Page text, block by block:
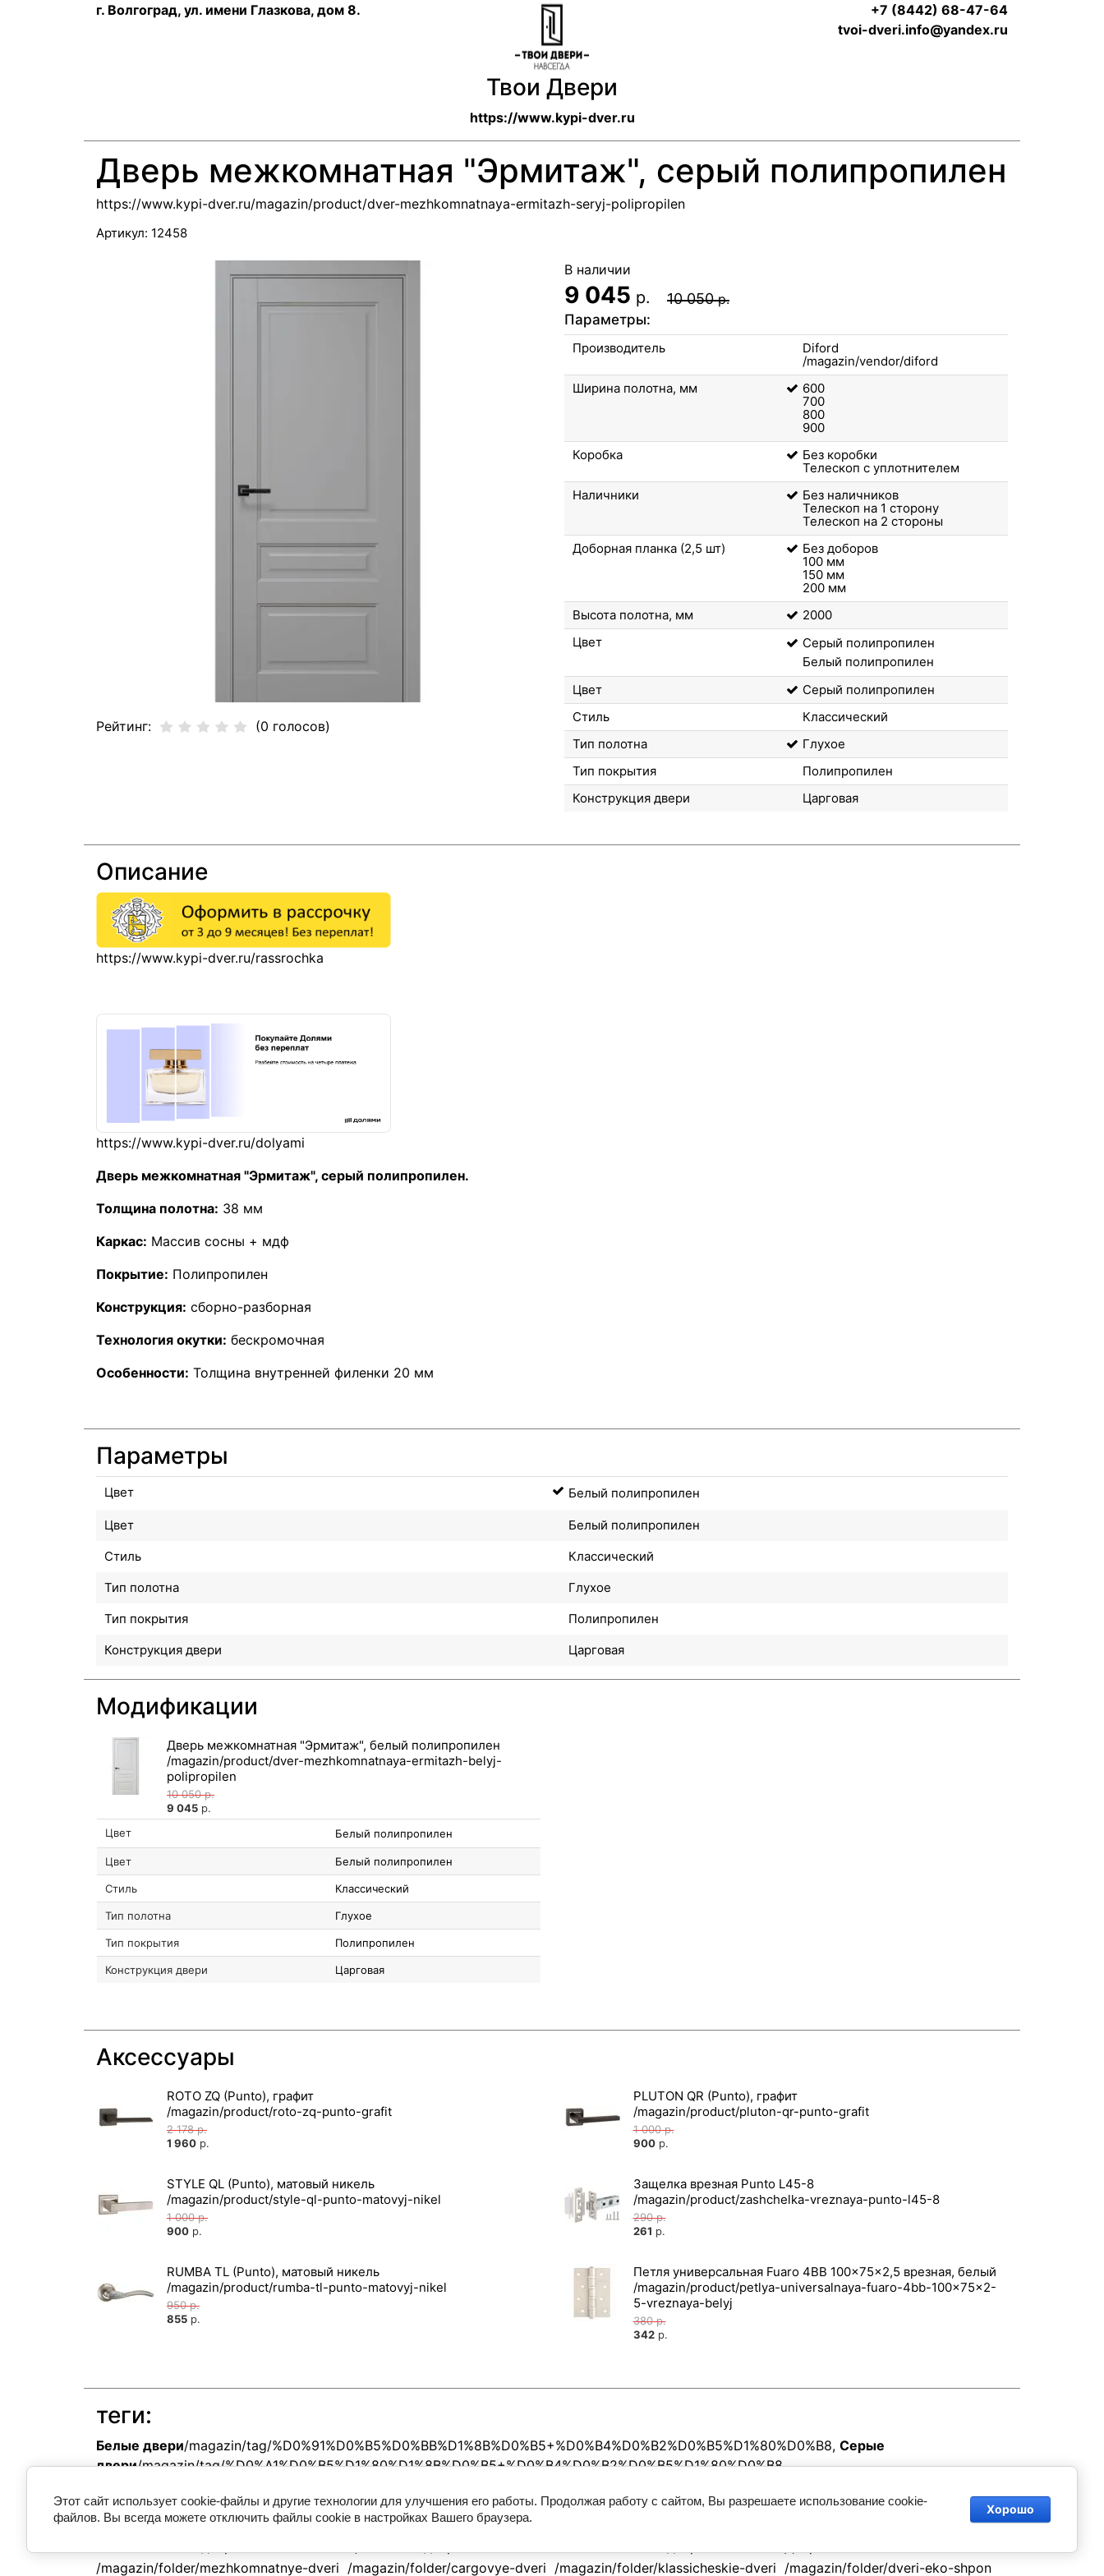
г. Волгоград, ул. имени Глазкова, дом 8.
Твои Двери
https://www.kypi-dver.ru
+7 (8442) 68-47-64
tvoi-dveri.info@yandex.ru
Дверь межкомнатная "Эрмитаж", серый полипропилен
https://www.kypi-dver.ru/magazin/product/dver-mezhkomnatnaya-ermitazh-seryj-polipropilen
Артикул: 12458
Рейтинг: (0 голосов)
В наличии
9 045 р. 10 050р.
Параметры:
Производитель Diford
Ширина полотна, мм
600
700
800
900
Коробка
Без коробки
Телескоп с уплотнителем
Наличники
Без наличников
Телескоп на 1 сторону
Телескоп на 2 стороны
Доборная планка (2,5 шт)
Без доборов
100 мм
150 мм
200 мм
Высота полотна, мм
2000
Цвет
Серый полипропилен
Белый полипропилен
Цвет
Серый полипропилен
Стиль
Классический
Тип полотна
Глухое
Тип покрытия
Полипропилен
Конструкция двери
Царговая
Описание
Дверь межкомнатная "Эрмитаж", серый полипропилен.
Толщина полотна: 38 мм
Каркас: Массив сосны + мдф
Покрытие: Полипропилен
Конструкция: сборно-разборная
Технология окутки: бескромочная
Особенности: Толщина внутренней филенки 20 мм
Параметры
Цвет Белый полипропилен
Цвет
Белый полипропилен
Стиль
Классический
Тип полотна
Глухое
Тип покрытия
Полипропилен
Конструкция двери
Царговая
Модификации
Дверь межкомнатная "Эрмитаж", белый полипропилен
10 050р.
9 045 р.
Цвет
Белый полипропилен
Цвет Белый полипропилен
Стиль Классический
Тип полотна Глухое
Тип покрытия Полипропилен
Конструкция двери Царговая
Аксессуары
ROTO ZQ (Punto), графит
2 178р.
1 960 р.
PLUTON QR (Punto), графит
1 000р.
900р.
STYLE QL (Punto), матовый никель
1 000р.
900 р.
Защелка врезная Punto L45-8
290р.
261 р.
RUMBA TL (Punto), матовый никель
950р.
855 р.
Петля универсальная Fuaro 4BB 100x75x2,5 врезная, белый
380р.
342р.
теги:
Белые двери/magazin/tag/%D0%91%D0%B5%D0%BB%D1%8B%D0%B5+%D0%B4%D0%B2%D0%B5%D1%80%D0%B8, Серые
двери/magazin/tag/%D0%A1%D0%B5%D1%80%D1%8B%D0%B5+%D0%B4%D0%B2%D0%B5%D1%80%D0%B8
Находится в разделах
Этот сайт использует cookie-файлы и другие технологии для улучшения его работы. Продолжая работу с сайтом, Вы разрешаете использование cookie-
файлов. Вы всегда можете отключить файлы cookie в настройках Вашего браузера.
Хорошо